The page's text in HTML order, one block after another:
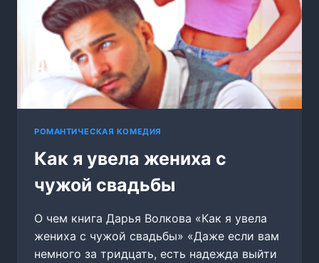
РОМАНТИЧЕСКАЯ КОМЕДИЯ
Как я увела жениха с
чужой свадьбы
О чем книга Дарья Волкова «Как я увела
жениха с чужой свадьбы» «Даже если вам
немного за тридцать, есть надежда выйти